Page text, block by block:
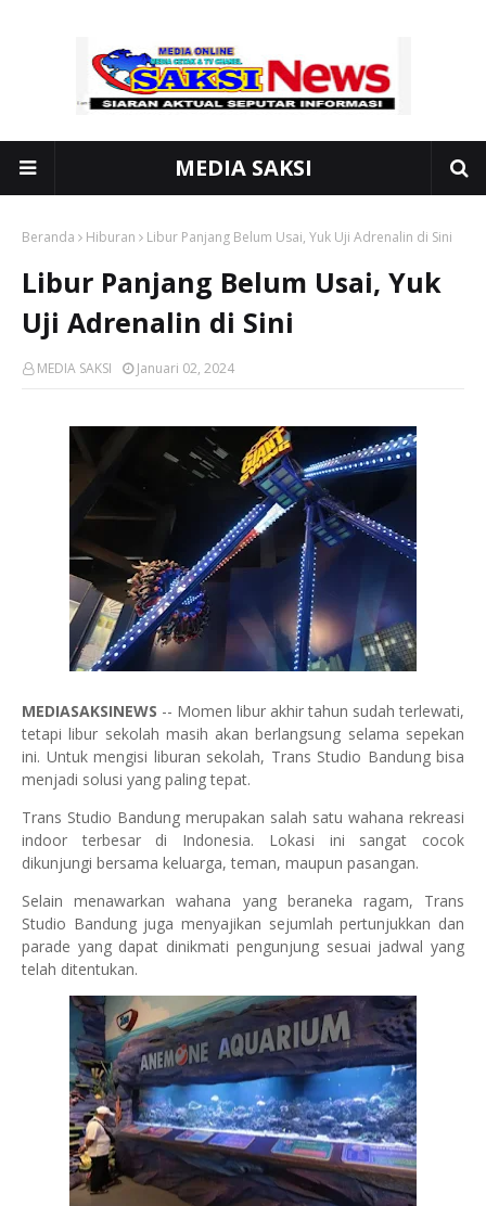
MEDIA SAKSI
Beranda Hiburan Libur Panjang Belum Usai, Yuk Uji Adrenalin di Sini
Libur Panjang Belum Usai, Yuk
Uji Adrenalin di Sini
MEDIA SAKSI Januari 02, 2024
MEDIASAKSINEWS -- Momen libur akhir tahun sudah terlewati,
tetapi libur sekolah masih akan berlangsung selama sepekan
ini. Untuk mengisi liburan sekolah, Trans Studio Bandung bisa
menjadi solusi yang paling tepat.
Trans Studio Bandung merupakan salah satu wahana rekreasi
indoor terbesar di Indonesia. Lokasi ini sangat cocok
dikunjungi bersama keluarga, teman, maupun pasangan.
Selain menawarkan wahana yang beraneka ragam, Trans
Studio Bandung juga menyajikan sejumlah pertunjukkan dan
parade yang dapat dinikmati pengunjung sesuai jadwal yang
telah ditentukan.